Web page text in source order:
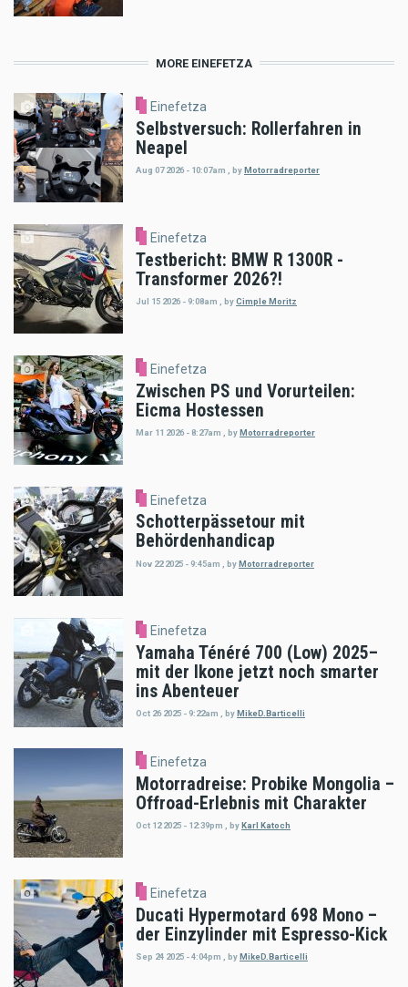
MORE EINEFETZA
Einefetza
Selbstversuch: Rollerfahren in
Neapel
Aug 07 2026 - 10:07am , byMotorradreporter
Einefetza
Testbericht: BMW R 1300R -
Transformer 2026?!
Jul 15 2026 - 9:08am byCimple Moritz
Einefetza
Zwischen PS und Vorurteilen:
Eicma Hostessen
Mar 11 2026 - 8:27am byMotorradreporter
Einefetza
Schotterpässetour mit
Behördenhandicap
Nov 22 2025 - 9:45am byMotorradreporter
Einefetza
Yamaha Ténéré 700 (Low) 2025–
mit der Ikone jetzt noch smarter
ins Abenteuer
Oct 26 2025 - 9:22am , by MikeD.Barticelli
Einefetza
Motorradreise: Probike Mongolia –
Offroad-Erlebnis mit Charakter
Oct 12 2025 - 12:39pm byKarl Katoch
Einefetza
Ducati Hypermotard 698 Mono –
der Einzylinder mit Espresso-Kick
Sep 24 2025 - 4:04pm byMikeD.Barticelli